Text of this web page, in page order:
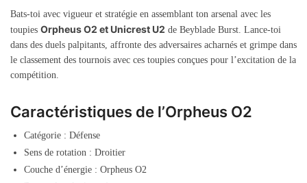
Bats-toi avec vigueur et stratégie en assemblant ton arsenal avec les
toupies Orpheus O2 et Unicrest U2 de Beyblade Burst. Lance-toi
dans des duels palpitants, affronte des adversaires acharnés et grimpe dans
le classement des tournois avec ces toupies conçues pour l’excitation de la
compétition.
Caractéristiques de l’Orpheus O2
Catégorie : Défense
Sens de rotation : Droitier
Couche d’énergie : Orpheus O2